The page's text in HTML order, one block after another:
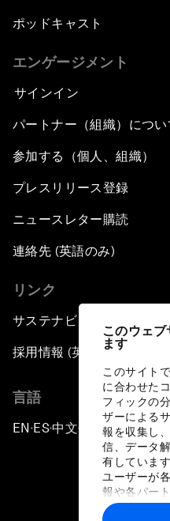
このウェ
ます
このサイト
に合わせた
フィックの
ザーによる
報を収集し
信、データ
有していま
ユーザーが
報や各パー
に収集され
ポッドキャスト
エンゲージメント
サインイン
パートナー（組織）につい
参加する（個人、組織）
プレスリリース登録
ニュースレター購読
連絡先 (英語のみ)
リンク
サステナビリティへの取り
採用情報 (英語のみ)
言語
EN ▪ES▪中文▪ 日本語